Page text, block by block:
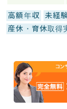
高額年収 未経
産休・育休取得